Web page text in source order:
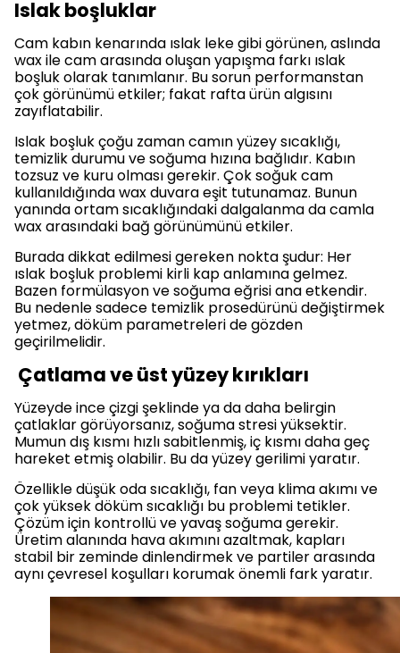
Islak boşluklar
Cam kabın kenarında ıslak leke gibi görünen, aslında
wax ile cam arasında oluşan yapışma farkı ıslak
boşluk olarak tanımlanır. Bu sorun performanstan
çok görünümü etkiler; fakat rafta ürün algısını
zayıflatabilir.
Islak boşluk çoğu zaman camın yüzey sıcaklığı,
temizlik durumu ve soğuma hızına bağlıdır. Kabın
tozsuz ve kuru olması gerekir. Çok soğuk cam
kullanıldığında wax duvara eşit tutunamaz. Bunun
yanında ortam sıcaklığındaki dalgalanma da camla
wax arasındaki bağ görünümünü etkiler.
Burada dikkat edilmesi gereken nokta şudur: Her
ıslak boşluk problemi kirli kap anlamına gelmez.
Bazen formülasyon ve soğuma eğrisi ana etkendir.
Bu nedenle sadece temizlik prosedürünü değiştirmek
yetmez, döküm parametreleri de gözden
geçirilmelidir.
Çatlama ve üst yüzey kırıkları
Yüzeyde ince çizgi şeklinde ya da daha belirgin
çatlaklar görüyorsanız, soğuma stresi yüksektir.
Mumun dış kısmı hızlı sabitlenmiş, iç kısmı daha geç
hareket etmiş olabilir. Bu da yüzey gerilimi yaratır.
Özellikle düşük oda sıcaklığı, fan veya klima akımı ve
çok yüksek döküm sıcaklığı bu problemi tetikler.
Çözüm için kontrollü ve yavaş soğuma gerekir.
Üretim alanında hava akımını azaltmak, kapları
stabil bir zeminde dinlendirmek ve partiler arasında
aynı çevresel koşulları korumak önemli fark yaratır.